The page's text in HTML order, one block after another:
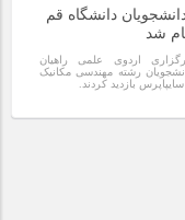
امام محمدتقی(ع) در
دانشگاه قم
شد
اردوی علمی راهیان
رشته مهندسی مکانیک
بازدید کردند.